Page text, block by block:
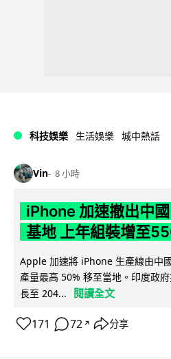
科技娛樂 生活娛樂 城中熱話
Vin 8 小時
iPhone 加速撤出中
基地 上年組裝增至
Apple 加速將 iPhone 生產線由中
產量最高 50% 移至當地。印度政
長至 204...
閱讀全文
171 72 ↗ 分享